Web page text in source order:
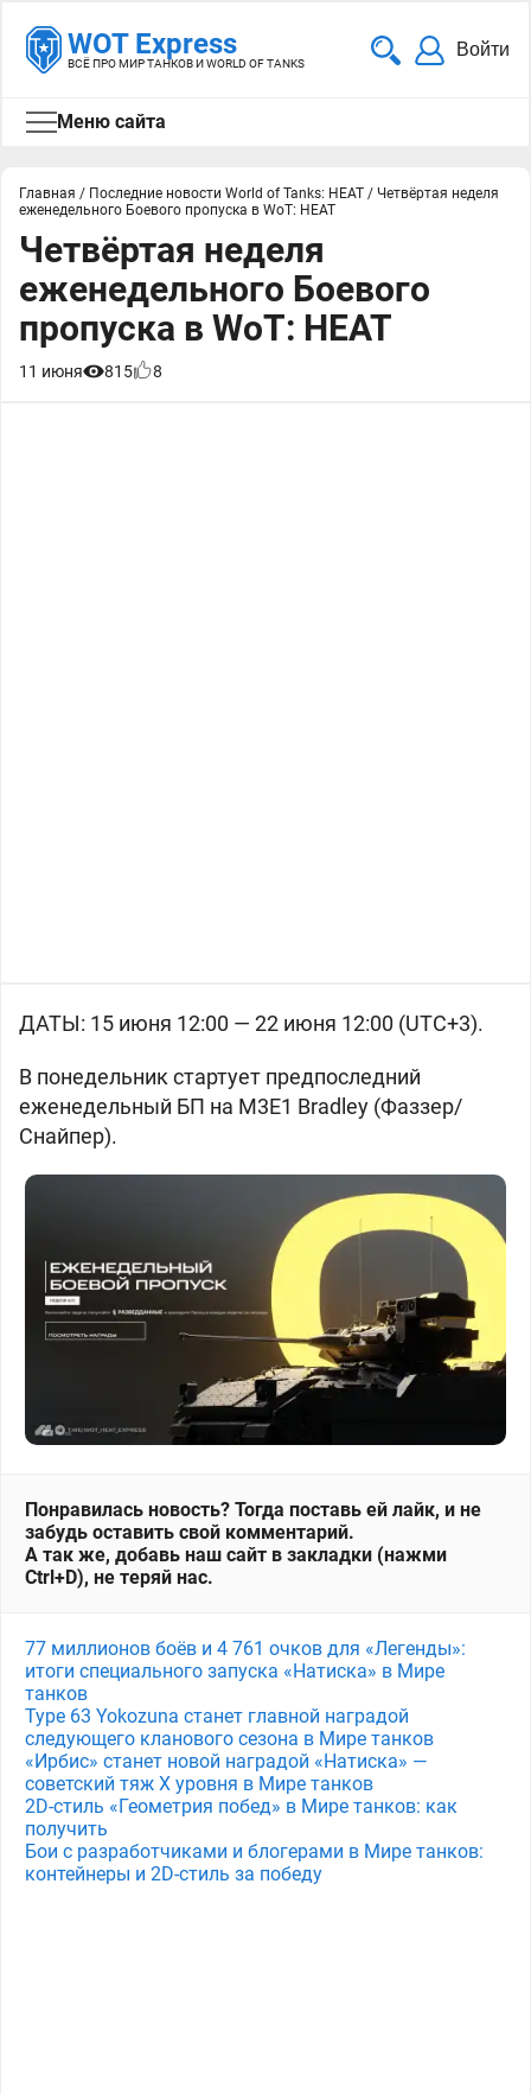
WOT Express
ВСЁ ПРО МИР ТАНКОВ И WORLD OF TANKS
Войти
Меню сайта
Главная / Последние новости World of Tanks: HEAT / Четвёртая неделя
еженедельного Боевого пропуска в WoT: HEAT
Четвёртая неделя
еженедельного Боевого
пропуска в WoT: HEAT
11 июня 815 8
ДАТЫ: 15 июня 12:00 — 22 июня 12:00 (UTC+3).
В понедельник стартует предпоследний
еженедельный БП на M3E1 Bradley (Фаззер/
Снайпер).
Понравилась новость? Тогда поставь ей лайк, и не
забудь оставить свой комментарий.
А так же, добавь наш сайт в закладки (нажми
Ctrl+D), не теряй нас.
77 миллионов боёв и 4 761 очков для «Легенды»:
итоги специального запуска «Натиска» в Мире
танков
Type 63 Yokozuna станет главной наградой
следующего кланового сезона в Мире танков
«Ирбис» станет новой наградой «Натиска» —
советский тяж X уровня в Мире танков
2D-стиль «Геометрия побед» в Мире танков: как
получить
Бои с разработчиками и блогерами в Мире танков:
контейнеры и 2D-стиль за победу